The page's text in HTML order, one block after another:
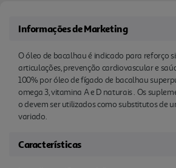
Informações de Marketing
O óleo de bacalhau é indicado para reforço
articulações, prevenção cardiovascular e
100% por óleo de fígado de bacalhau
omega 3, vitamina A e D naturais . Os
o devem ser utilizados como substitutos de
variado.
Características